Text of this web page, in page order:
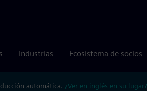
Industrias Ecosistema de socios
automática. ¿Ver en inglés en su lugar?